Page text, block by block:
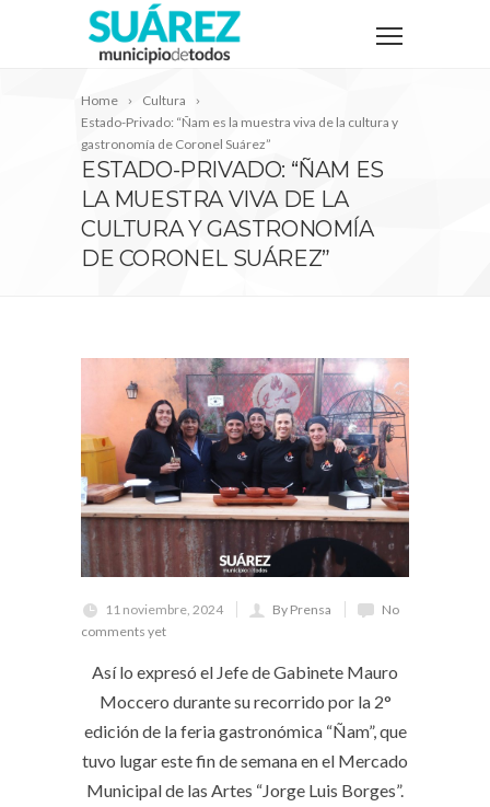
Home
Cultura
Estado-Privado: “Ñam es la muestra viva de la cultura y
gastronomía de Coronel Suárez”
ESTADO-PRIVADO: “ÑAM ES
LA MUESTRA VIVA DE LA
CULTURA Y GASTRONOMÍA
DE CORONEL SUÁREZ”
11 noviembre, 2024 By Prensa
No
comments yet
Así lo expresó el Jefe de Gabinete Mauro
Moccero durante su recorrido por la 2°
edición de la feria gastronómica “Ñam”, que
tuvo lugar este fin de semana en el Mercado
Municipal de las Artes “Jorge Luis Borges”.